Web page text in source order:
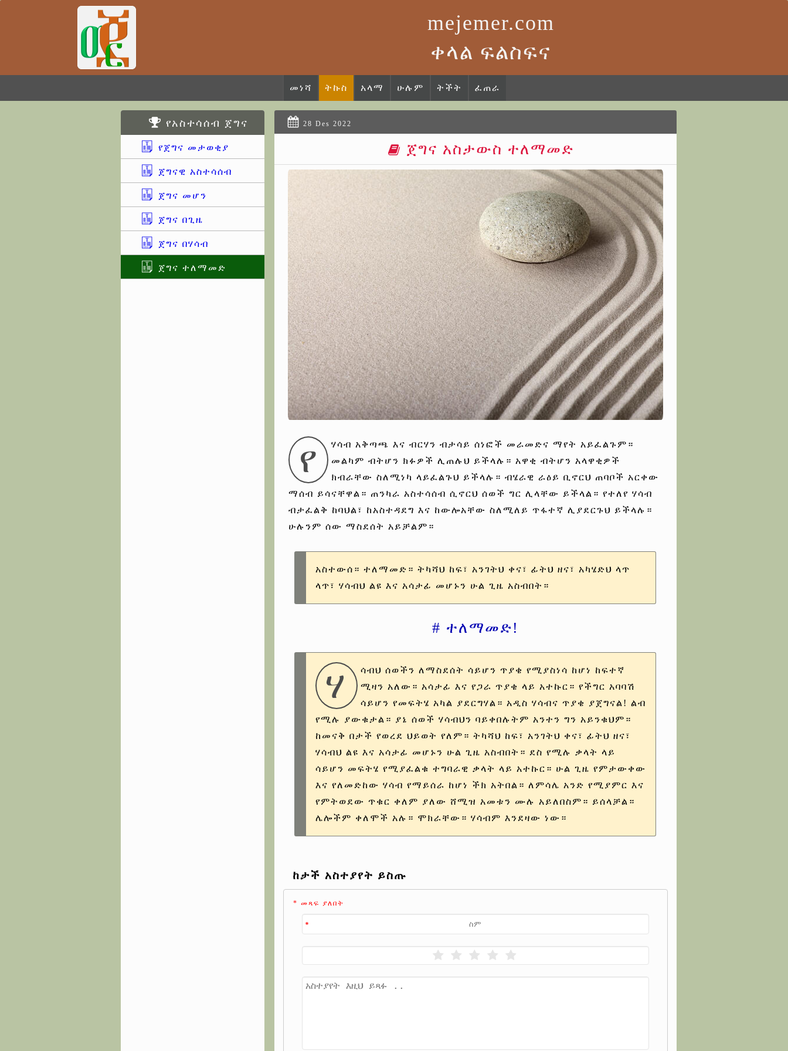
mejemer.com
ቀላል ፍልስፍና
መነሻ ትኩስ አላማ ሁሉም ትችት ፈጠራ
የአስተሳሰብ ጀግና
የጀግና መታወቂያ
ጀግናዊ አስተሳሰብ
ጀግና መሆን
ጀግና በጊዜ
ጀግና በሃሳብ
ጀግና ተለማመድ
28 Des 2022
ጀግና አስታውስ ተለማመድ
የ
ሃሳብ አቅጣጫ እና ብርሃን ብታሳይ ሰነፎች መራመድና ማየት አይፈልጉም።
መልካም ብትሆን ክፉዎች ሊጠሉህ ይችላሉ። አዋቂ ብትሆን አላዋቂዎች
ክብራቸው ስለሚነካ ላይፈልጉህ ይችላሉ። ብሄራዊ ራዕይ ቢኖርህ ጠባቦች አርቀው
ማሰብ ይሳናቸዋል። ጠንካራ አስተሳሰብ ሲኖርህ ሰወች ግር ሊላቸው ይችላል። የተለየ ሃሳብ
ብታፈልቅ ከባህል፣ ከአስተዳደግ እና ከውሎአቸው ስለሚለይ ጥፋተኛ ሊያደርጉህ ይችላሉ።
ሁሉንም ሰው ማስደሰት አይቻልም።
አስተውሰ። ተለማመድ። ትካሻህ ከፍ፣ አንገትህ ቀና፣ ፊትህ ዘና፣ አካሄድህ ላጥ
ላጥ፣ ሃሳብህ ልዩ እና አሳታፊ መሆኑን ሁል ጊዜ አስብበት።
# ተለማመድ!
ሃ
ሳብህ ሰወችን ለማስደሰት ሳይሆን ጥያቄ የሚያስነሳ ከሆነ ከፍተኛ
ሚዛን አለው። አሳታፊ እና የጋራ ጥያቄ ላይ አተኩር። የችግር አባባሽ
ሳይሆን የመፍትሄ አካል ያደርግሃል። አዲስ ሃሳብና ጥያቄ ያጀግናል! ልብ
የሚሉ ያውቁታል። ያኔ ሰወች ሃሳብህን ባይቀበሉትም አንተን ግን አይንቁህም።
ከመናቅ በታች የወረደ ህይወት የለም። ትካሻህ ከፍ፣ አንገትህ ቀና፣ ፊትህ ዘና፣
ሃሳብህ ልዩ እና አሳታፊ መሆኑን ሁል ጊዜ አስብበት። ደስ የሚሉ ቃላት ላይ
ሳይሆን መፍትሄ የሚያፈልቁ ተግባራዊ ቃላት ላይ አተኩር። ሁል ጊዜ የምታውቀው
እና የለመድከው ሃሳብ የማይሰራ ከሆነ ችክ አትበል። ለምሳሌ አንድ የሚያምር እና
የምትወደው ጥቁር ቀለም ያለው ሸሚዝ አመቱን ሙሉ አይለበስም። ይሰላቻል።
ሌሎችም ቀለሞች አሉ። ሞክራቸው። ሃሳብም እንደዛው ነው።
ከታች አስተያየት ይስጡ
* መጻፍ ያለበት